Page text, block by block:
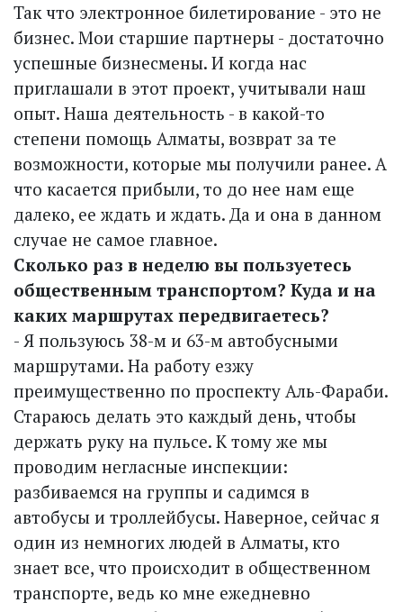
Так что электронное билетирование - это не
бизнес. Мои старшие партнеры - достаточно
успешные бизнесмены. И когда нас
приглашали в этот проект, учитывали наш
опыт. Наша деятельность - в какой-то
степени помощь Алматы, возврат за те
возможности, которые мы получили ранее. А
что касается прибыли, то до нее нам еще
далеко, ее ждать и ждать. Да и она в данном
случае не самое главное.
Сколько раз в неделю вы пользуетесь
общественным транспортом? Куда и на
каких маршрутах передвигаетесь?
- Я пользуюсь 38-м и 63-м автобусными
маршрутами. На работу езжу
преимущественно по проспекту Аль-Фараби.
Стараюсь делать это каждый день, чтобы
держать руку на пульсе. К тому же мы
проводим негласные инспекции:
разбиваемся на группы и садимся в
автобусы и троллейбусы. Наверное, сейчас я
один из немногих людей в Алматы, кто
знает все, что происходит в общественном
транспорте, ведь ко мне ежедневно